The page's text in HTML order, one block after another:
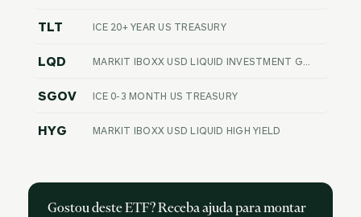
TLT ICE 20+ YEAR US TREASURY
LQD
SGOV ICE 0-3 MONTH US TREASURY
HYG MARKIT IBOXX USD LIQUID HIGH YIELD
Gostou deste ETF? Receba ajuda para montar